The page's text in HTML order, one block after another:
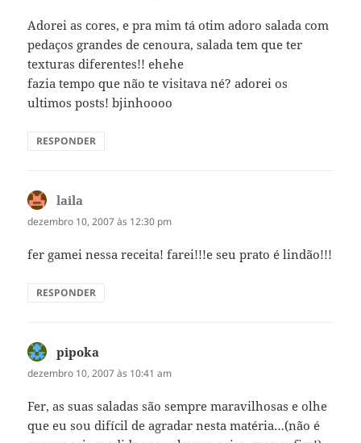
Adorei as cores, e pra mim tá otim adoro salada com
pedaços grandes de cenoura, salada tem que ter
texturas diferentes!! ehehe
fazia tempo que não te visitava né? adorei os
ultimos posts! bjinhoooo
RESPONDER
laila
dezembro 10, 2007 às 12:30 pm
fer gamei nessa receita! farei!!!e seu prato é lindão!!!
RESPONDER
pipoka
dezembro 10, 2007 às 10:41 am
Fer, as suas saladas são sempre maravilhosas e olhe
que eu sou difícil de agradar nesta matéria…(não é